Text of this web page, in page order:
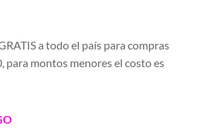
a todo el país para compras
para montos menores el costo es